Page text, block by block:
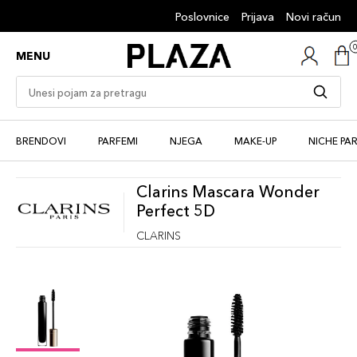
Poslovnice Prijava Novi račun
MENU
BRENDOVI PARFEMI NJEGA MAKE-UP NICHE
Clarins Mascara Wonder
Perfect 5D
CLARINS